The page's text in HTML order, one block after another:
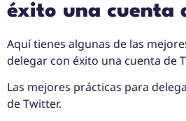
éxito una cuenta
Aquí tienes algunas de las
delegar con éxito una cuenta de
Las mejores prácticas para
de Twitter.